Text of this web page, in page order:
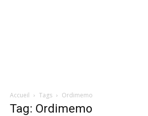
Accueil Tags Ordimemo
Tag: Ordimemo